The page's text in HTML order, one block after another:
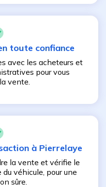
toute confiance
avec les acheteurs et
pour vous
vente.
à Pierrelaye
la vente et vérifie le
véhicule, pour une
sûre.